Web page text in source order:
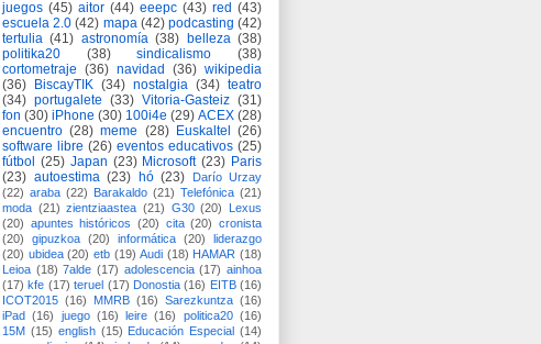
juegos (45) aitor (44) eeepc (43) red (43)
escuela 2.0 (42) mapa (42) podcasting (42)
tertulia (41) astronomía (38) belleza (38)
politika20
(38) sindicalismo
(38)
cortometraje (36) navidad (36) wikipedia
(36)
BiscayTIK (34) nostalgia (34) teatro
(34) portugalete (33) Vitoria-Gasteiz (31)
fon (30) iPhone (30) 100i4e (29) ACEX (28)
encuentro (28) meme (28) Euskaltel
(26)
software libre (26) eventos educativos (25)
fútbol (25) Japan (23) Microsoft (23) Paris
(23) autoestima (23) hó (23)
Darío Urzay
(22) araba (22) Barakaldo (21) Telefónica (21)
moda (21) zientziaastea (21) G30 (20)
Lexus
(20) apuntes históricos (20) cita (20) cronista
(20)
gipuzkoa (20) informática (20)
liderazgo
(20) ubidea (20) etb (19) Audi (18) HAMAR (18)
Leioa (18) 7alde (17) adolescencia (17) ainhoa
(17) kfe (17) teruel (17) Donostia (16) EITB (16)
ICOT2015 (16) MMRB (16) Sarezkuntza (16)
iPad (16) juego (16) leire (16) politica20 (16)
15M (15) english (15) Educación Especial (14)